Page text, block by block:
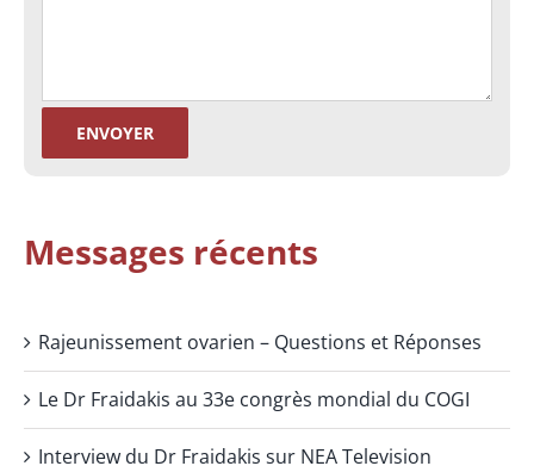
Messages récents
Rajeunissement ovarien – Questions et Réponses
Le Dr Fraidakis au 33e congrès mondial du COGI
Interview du Dr Fraidakis sur NEA Television